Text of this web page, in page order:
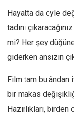
Hayatta da öyle
tadını
mi? Her şey
giderken ansızın
Film tam bu ândan
bir makas
Hazırlıkları,